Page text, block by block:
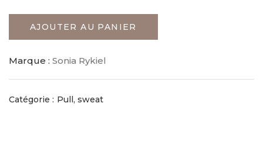
AJOUTER AU PANIER
Marque : Sonia Rykiel
Catégorie : Pull, sweat